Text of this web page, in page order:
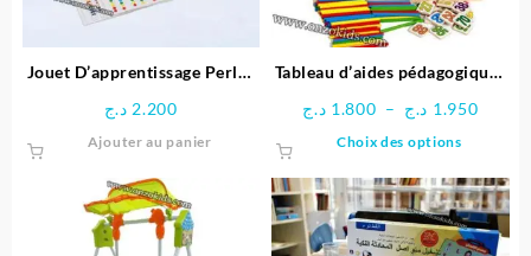
Jouet D’apprentissage Perles
2.200 د.ج
Ajouter au panier
Tableau d’aides pédagogiques
1.800 د.ج – 1.950 د.ج
Plage
1.800 د.ج
à
Choix des options
a